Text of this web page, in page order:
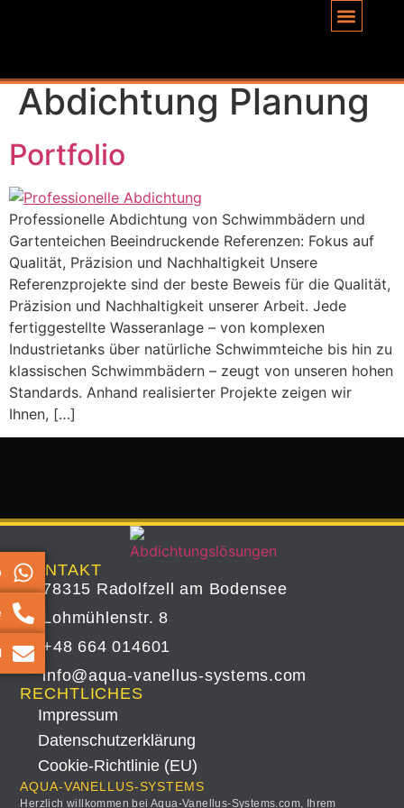
Abdichtung Planung
Portfolio
Professionelle Abdichtung von Schwimmbädern und
Gartenteichen Beeindruckende Referenzen: Fokus auf
Qualität, Präzision und Nachhaltigkeit Unsere
Referenzprojekte sind der beste Beweis für die Qualität,
Präzision und Nachhaltigkeit unserer Arbeit. Jede
fertiggestellte Wasseranlage – von komplexen
Industrietanks über natürliche Schwimmteiche bis hin zu
klassischen Schwimmbädern – zeugt von unseren hohen
Standards. Anhand realisierter Projekte zeigen wir
Ihnen, […]
KONTAKT
78315 Radolfzell am Bodensee
Lohmühlenstr. 8
+48 664 014601
info@aqua-vanellus-systems.com
RECHTLICHES
Impressum
Datenschutz­erklärung
Cookie-Richtlinie (EU)
AQUA-VANELLUS-SYSTEMS
Herzlich willkommen bei Aqua-Vanellus-Systems.com, Ihrem